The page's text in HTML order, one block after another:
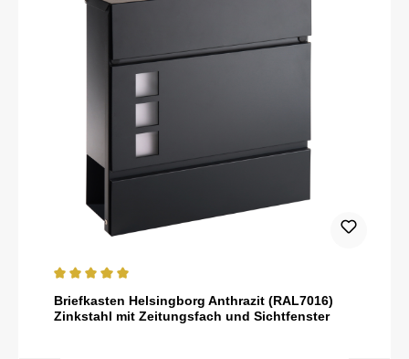
Durchschnittliche Bewertung von 5 von 5 Sternen
Briefkasten Helsingborg Anthrazit (RAL7016)
Zinkstahl mit Zeitungsfach und Sichtfenster